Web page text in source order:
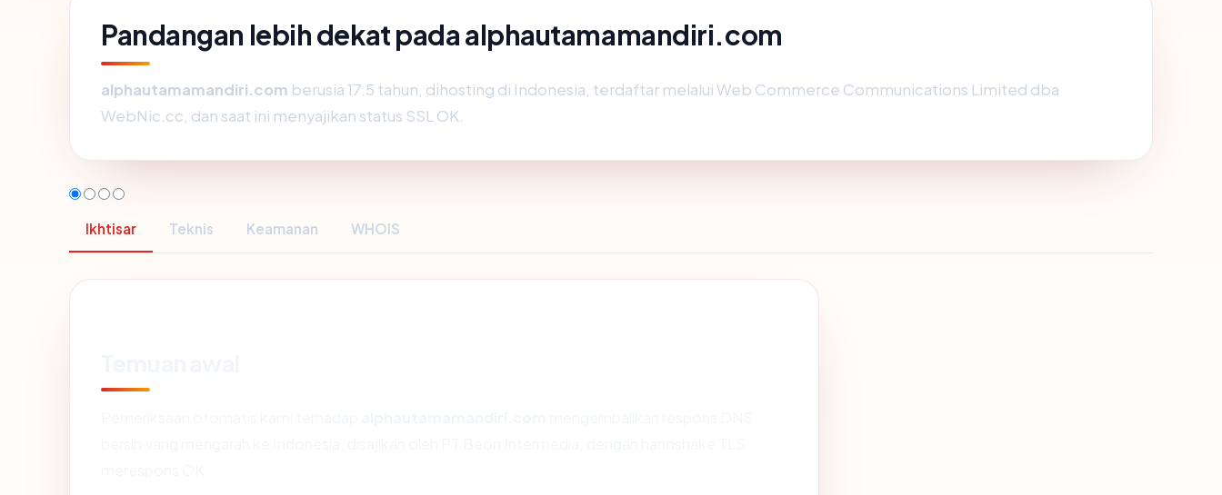
Pandangan lebih dekat pada alphautamamandiri.com
alphautamamandiri.com berusia 17.5 tahun, dihosting di Indonesia, terdaftar melalui Web Commerce Communications Limited dba
WebNic.cc, dan saat ini menyajikan status SSL OK.
Ikhtisar Teknis Keamanan WHOIS